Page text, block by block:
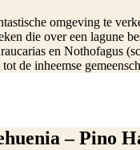
omgeving te
die over een lagune
en Nothofagus
de inheemse
– Pino